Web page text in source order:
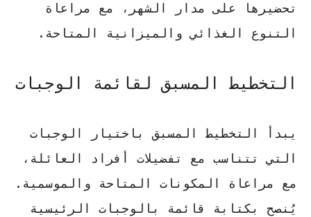
تحضيرها على مدار الشهر، مع مراعاة
التنوع الغذائي والميزانية المتاحة.
التخطيط المسبق لقائمة الوجبات
يبدأ التخطيط المسبق باختيار الوجبات
التي تتناسب مع تفضيلات أفراد العائلة،
مع مراعاة المكونات المتاحة والموسمية.
يُنصح بكتابة قائمة بالوجبات الرئيسية